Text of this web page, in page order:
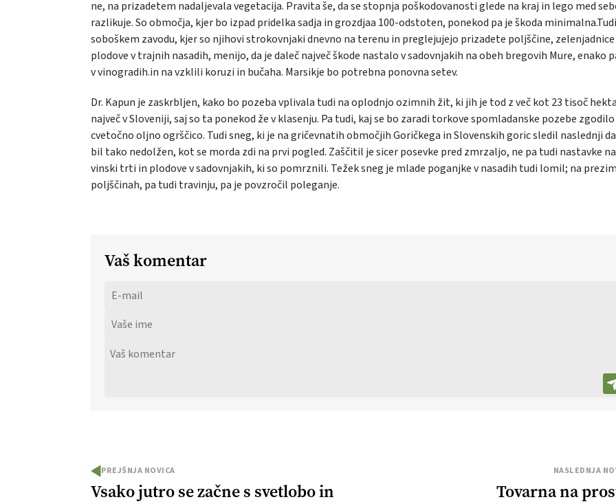
ne, na prizadetem nadaljevala vegetacija. Pravita še, da se stopnja poškodovanosti glede na kraj in lego med
razlikuje. So območja, kjer bo izpad pridelka sadja in grozdjaa 100-odstoten, ponekod pa je škoda
soboškem zavodu, kjer so njihovi strokovnjaki dnevno na terenu in preglejujejo prizadete poljščine,
plodove v trajnih nasadih, menijo, da je daleč največ škode nastalo v sadovnjakih na obeh bregovih Mure, enako
v vinogradih.in na vzklili koruzi in bučaha. Marsikje bo potrebna ponovna setev.
Dr. Kapun je zaskrbljen, kako bo pozeba vplivala tudi na oplodnjo ozimnih žit, ki jih je tod z več kot 23 tisoč
največ v Sloveniji, saj so ta ponekod že v klasenju. Pa tudi, kaj se bo zaradi torkove spomladanske pozebe zgodilo
cvetočno oljno ogrščico. Tudi sneg, ki je na gričevnatih območjih Goričkega in Slovenskih goric sledil naslednji
bil tako nedolžen, kot se morda zdi na prvi pogled. Zaščitil je sicer posevke pred zmrzaljo, ne pa tudi nastavke na
vinski trti in plodove v sadovnjakih, ki so pomrznili. Težek sneg je mlade poganjke v nasadih tudi lomil; na
poljščinah, pa tudi travinju, pa je povzročil poleganje.
Vaš komentar
PREJŠNJA NOVICA
Vsako jutro se začne s svetlobo in
NASLEDNJA
Tovarna na